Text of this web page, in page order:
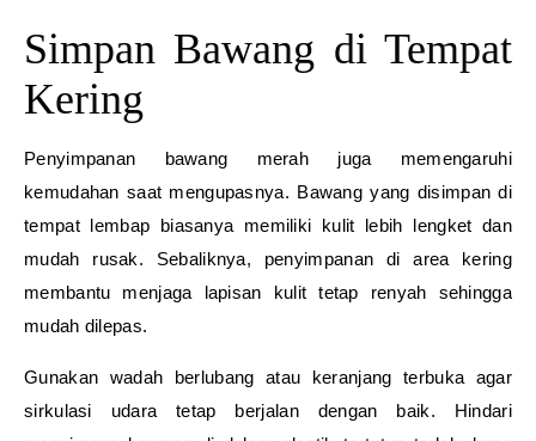
Simpan Bawang di Tempat
Kering
Penyimpanan bawang merah juga memengaruhi
kemudahan saat mengupasnya. Bawang yang disimpan di
tempat lembap biasanya memiliki kulit lebih lengket dan
mudah rusak. Sebaliknya, penyimpanan di area kering
membantu menjaga lapisan kulit tetap renyah sehingga
mudah dilepas.
Gunakan wadah berlubang atau keranjang terbuka agar
sirkulasi udara tetap berjalan dengan baik. Hindari